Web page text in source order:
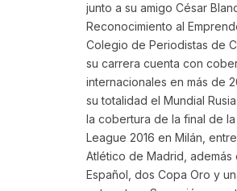
junto a su amigo César
Reconocimiento al
Colegio de Periodistas de
su carrera cuenta con
internacionales en más de
su totalidad el Mundial
la cobertura de la final de la
League 2016 en Milán,
Atlético de Madrid, además
Español, dos Copa Oro y